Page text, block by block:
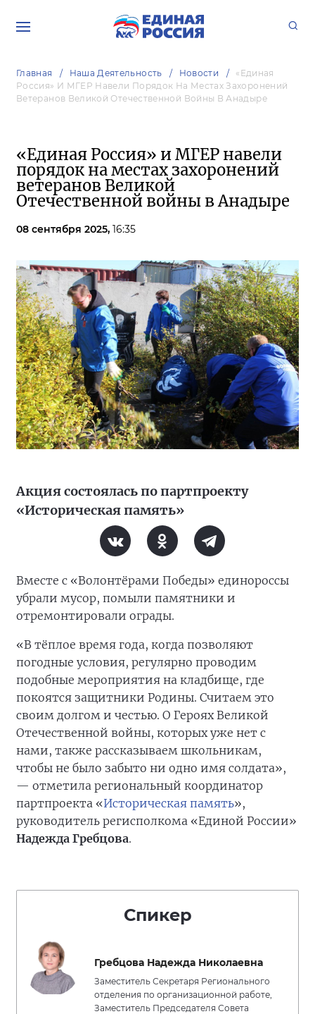
Главная Наша Деятельность Новости
«Единая
Россия» И МГЕР Навели Порядок На Местах Захоронений
Ветеранов Великой Отечественной Войны В Анадыре
«Единая Россия» и МГЕР навели
порядок на местах захоронений
ветеранов Великой
Отечественной войны в Анадыре
08 сентября 2025, 16:35
Акция состоялась по партпроекту
«Историческая память»
Вместе с «Волонтёрами Победы» единороссы
убрали мусор, помыли памятники и
отремонтировали ограды.
«В тёплое время года, когда позволяют
погодные условия, регулярно проводим
подобные мероприятия на кладбище, где
покоятся защитники Родины. Считаем это
своим долгом и честью. О Героях Великой
Отечественной войны, которых уже нет с
нами, также рассказываем школьникам,
чтобы не было забыто ни одно имя солдата»,
— отметила региональный координатор
партпроекта «Историческая память»,
руководитель регисполкома «Единой России»
Надежда Гребцова.
Спикер
Гребцова Надежда Николаевна
Заместитель Секретаря Регионального
отделения по организационной работе,
Заместитель Председателя Совета